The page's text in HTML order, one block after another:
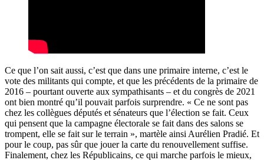
Ce que l’on sait aussi, c’est que dans une primaire interne, c’est le
vote des militants qui compte, et que les précédents de la primaire de
2016 – pourtant ouverte aux sympathisants – et du congrès de 2021
ont bien montré qu’il pouvait parfois surprendre. « Ce ne sont pas
chez les collègues députés et sénateurs que l’élection se fait. Ceux
qui pensent que la campagne électorale se fait dans des salons se
trompent, elle se fait sur le terrain », martèle ainsi Aurélien Pradié. Et
pour le coup, pas sûr que jouer la carte du renouvellement suffise.
Finalement, chez les Républicains, ce qui marche parfois le mieux,